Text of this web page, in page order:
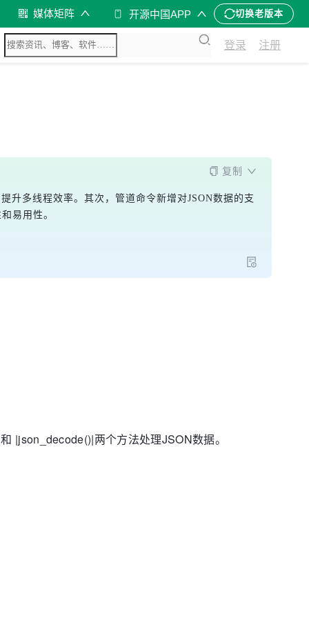
媒体矩阵 开源中国APP 切换老版本
登录 注册
复制
升多线程效率。其次，管道命令新增对JSON数据的支
易用性。
|json_decode()|两个方法处理JSON数据。